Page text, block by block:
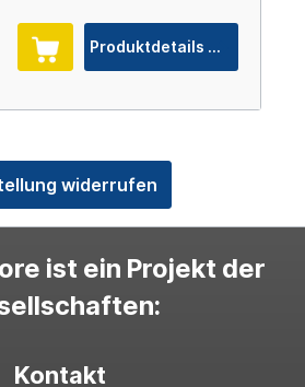
Produktdetails
widerrufen
ist ein Projekt der
Kontakt